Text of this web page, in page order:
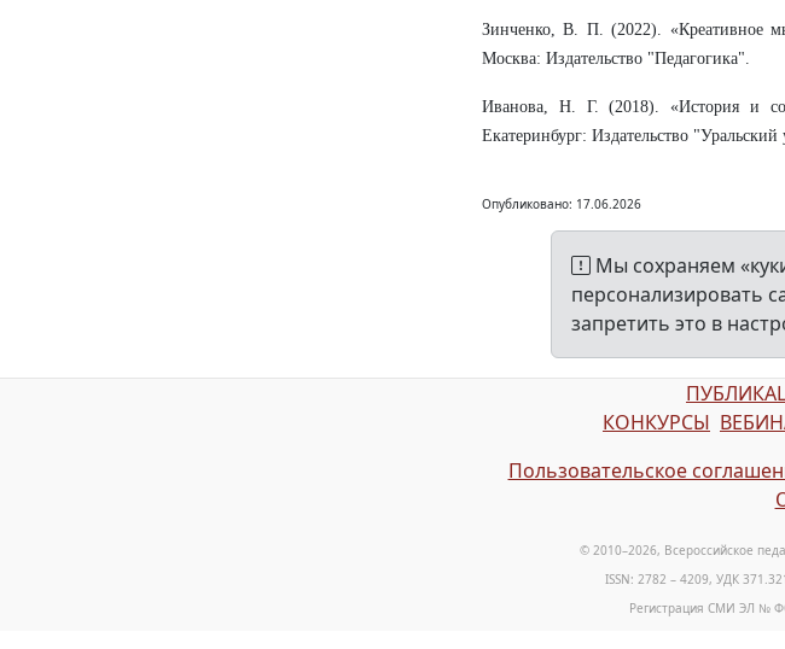
Зинченко, В. П. (2022). «Креативное
Москва: Издательство "Педагогика".
Иванова, Н. Г. (2018). «История и
Екатеринбург: Издательство "Уральский
Опубликовано: 17.06.2026
Мы сохраняем
персонализировать
запретить это в
КОНКУРСЫ
Пользовательское
© 2010–2026, Всероссийское
ISSN: 2782 – 4209, УДК
Регистрация СМИ ЭЛ №